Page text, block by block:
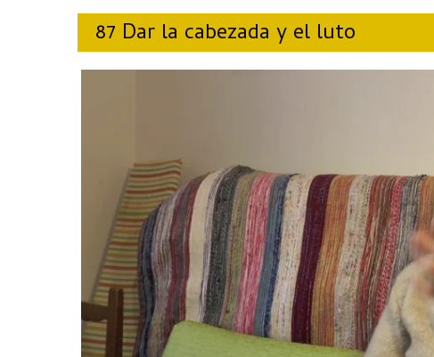
87 Dar la cabezada y el luto